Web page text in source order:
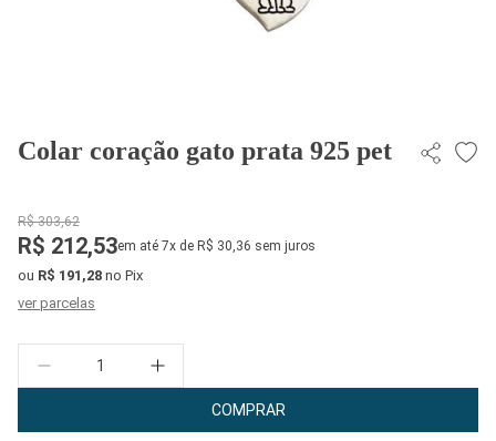
Colar coração gato prata 925 pet
R$ 303,62
R$ 212,53em até 7x de R$ 30,36 sem juros
ou R$ 191,28 no Pix
ver parcelas
Quantidade
COMPRAR